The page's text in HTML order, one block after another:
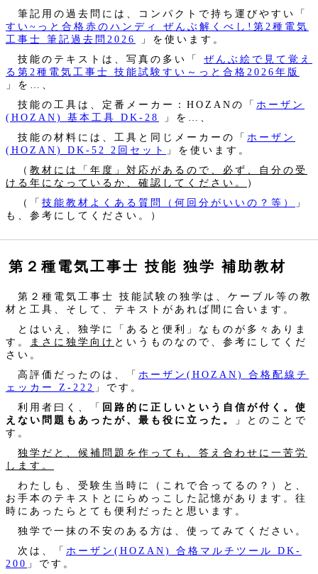
筆記用の過去問には、コンパクトで持ち運びやすい「
すい~っと合格赤のハンディ ぜんぶ解くべし!第2種電気
工事士 筆記過去問2026
」を使います。
技能のテキストは、写真の多い「
ぜんぶ絵で見て覚え
る第2種電気工事士 技能試験すい～っと合格2026年版
」を…、
技能の工具は、定番メーカー：HOZANの「 ホーザン
(HOZAN) 基本工具 DK-28
」を…、
技能の材料には、工具と同じメーカーの「 ホーザン
(HOZAN) DK-52 2回セット
」を使います。
（ 教材には「年度」対応があるので、必ず、自分の受
ける年になっているか、確認してください。
）
（「 技能教材よくある質問（何回分がいいの？等）
」
も、参考にしてください。）
第２種電気工事士 技能 独学 補助教材
第２種電気工事士 技能試験の独学は、ケーブル等の教
材と工具、そして、テキストがあれば間に合います。
とはいえ、独学に「あると便利」なものが多々ありま
す。
まさに独学向け というものなので、参考にしてくだ
さい。
高評価だったのは、「 ホーザン(HOZAN) 合格配線チ
ェッカー Z-222 」です。
利用者曰く、「 回路的に正しいという自信が付く。使
えない問題もあったが、最も役に立った。
」とのことで
す。
独学だと、候補問題を作っても、答え合わせに一苦労
します。
わたしも、受験生当時に（これで合ってるの？）と、
お手本のテキストとにらめっこした記憶があります。往
時にあったらとても便利だったと思います。
独学で一抹の不安のある方は、使ってみてください。
次は、「 ホーザン(HOZAN) 合格マルチツール DK-
200 」です。